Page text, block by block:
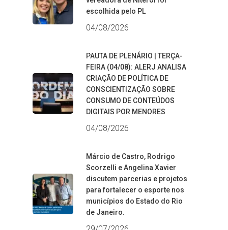
escolhida pelo PL
04/08/2026
PAUTA DE PLENÁRIO | TERÇA-
FEIRA (04/08): ALERJ ANALISA
CRIAÇÃO DE POLÍTICA DE
CONSCIENTIZAÇÃO SOBRE
CONSUMO DE CONTEÚDOS
DIGITAIS POR MENORES
04/08/2026
Márcio de Castro, Rodrigo
Scorzelli e Angelina Xavier
discutem parcerias e projetos
para fortalecer o esporte nos
municípios do Estado do Rio
de Janeiro.